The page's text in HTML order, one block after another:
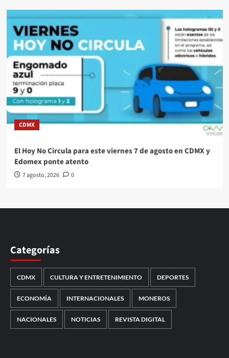
CDMX
El Hoy No Circula para este viernes 7 de agosto en CDMX y
Edomex ponte atento
7 agosto, 2026 0
Categorías
CDMX CULTURA Y ENTRETENIMIENTO DEPORTES
ECONOMÍA INTERNACIONALES MONEROS
NACIONALES NOTICIAS REVISTA DIGITAL